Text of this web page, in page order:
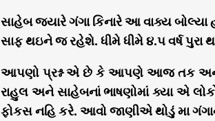
સાહેબ જ્યારે ગંગા કિનારે આ વાક્ય બોલ્યા
સાફ થઇને જ રહેશે. ધીમે ધીમે ૪.૫ વર્ષ પુરા
આપણો પ્રશ્ન એ છે કે આપણે આજ તક અને
રાહુલ અને સાહેબનાં ભાષણોમાં ક્યા એ
ફોકસ નહિ કરે. આવો જાણીએ થોડું મા